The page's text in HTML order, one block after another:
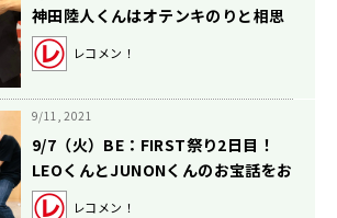
神田陸人くんはオテンキのりと相思
相愛！？
レコメン！
9/11, 2021
9/7（火）BE：FIRST祭り2日目！
LEOくんとJUNONくんのお宝話をお
聞きしました！
レコメン！